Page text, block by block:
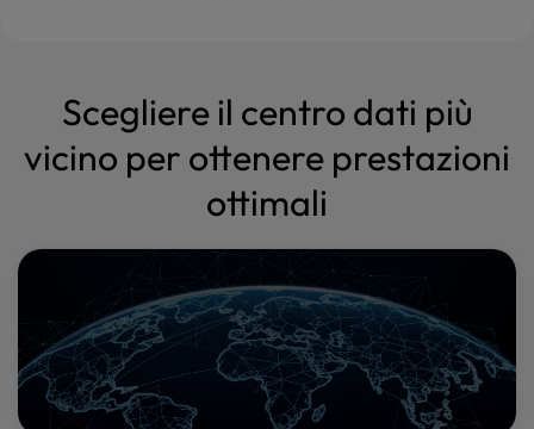
Scegliere il centro dati più
vicino per ottenere prestazioni
ottimali